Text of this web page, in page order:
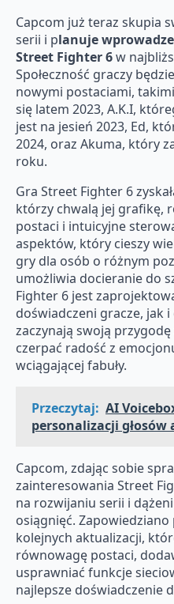
Capcom już teraz skupia
serii i planuje
Street Fighter 6w
Społeczność graczy
nowymi postaciami,
się latem 2023, A.K.I,
jest na jesień 2023, Ed,
2024, oraz Akuma, który
roku.
Gra Street Fighter 6
którzy chwalą jej grafikę,
postaci i intuicyjne
aspektów, który cieszy
gry dla osób o różnym
umożliwia docieranie do
Fighter 6 jest
doświadczeni gracze, jak
zaczynają swoją
czerpać radość z
wciągającej fabuły.
Przeczytaj: AI
personalizacji
Capcom, zdając sobie
zainteresowania Street
na rozwijaniu serii i
osiągnięć.
kolejnych aktualizacji,
równowagę postaci,
usprawniać funkcje
najlepsze doświadczenie